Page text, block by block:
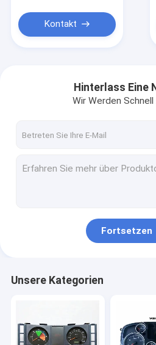
Zu Hause
Über uns
Kontakt
Hinterlass Eine
Wir Werden
Fortsetzen
Unsere Kategorien